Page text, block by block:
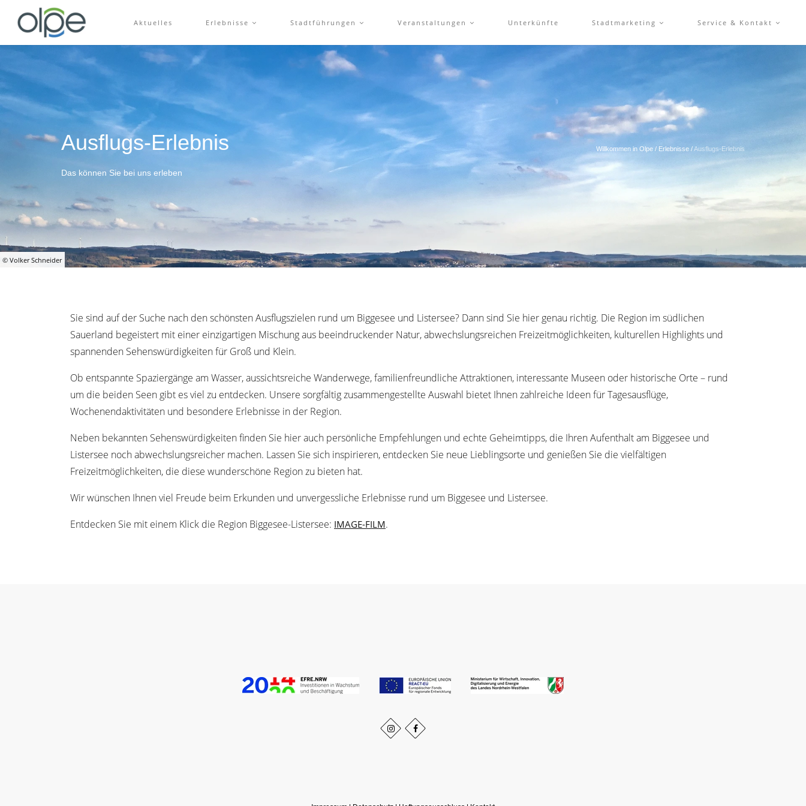
Aktuelles Erlebnisse Stadtführungen Veranstaltungen Unterkünfte Stadtmarketing Service & Kontakt
© Volker Schneider
Ausflugs-Erlebnis
Das können Sie bei uns erleben
Willkommen in Olpe / Erlebnisse /Ausflugs-Erlebnis
Sie sind auf der Suche nach den schönsten Ausflugszielen rund um Biggesee und Listersee? Dann sind Sie hier genau richtig. Die Region im südlichen
Sauerland begeistert mit einer einzigartigen Mischung aus beeindruckender Natur, abwechslungsreichen Freizeitmöglichkeiten, kulturellen Highlights und
spannenden Sehenswürdigkeiten für Groß und Klein.
Ob entspannte Spaziergänge am Wasser, aussichtsreiche Wanderwege, familienfreundliche Attraktionen, interessante Museen oder historische Orte – rund
um die beiden Seen gibt es viel zu entdecken. Unsere sorgfältig zusammengestellte Auswahl bietet Ihnen zahlreiche Ideen für Tagesausflüge,
Wochenendaktivitäten und besondere Erlebnisse in der Region.
Neben bekannten Sehenswürdigkeiten finden Sie hier auch persönliche Empfehlungen und echte Geheimtipps, die Ihren Aufenthalt am Biggesee und
Listersee noch abwechslungsreicher machen. Lassen Sie sich inspirieren, entdecken Sie neue Lieblingsorte und genießen Sie die vielfältigen
Freizeitmöglichkeiten, die diese wunderschöne Region zu bieten hat.
Wir wünschen Ihnen viel Freude beim Erkunden und unvergessliche Erlebnisse rund um Biggesee und Listersee.
Entdecken Sie mit einem Klick die Region Biggesee-Listersee: IMAGE-FILM.